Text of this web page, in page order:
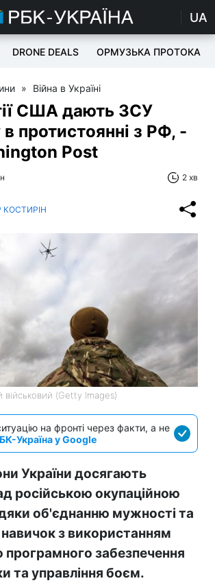
UA
DRONE DEALS ОРМУЗЬКА ПРОТОКА
» Війна в Україні
США дають ЗСУ
в протистоянні з РФ, -
Post
2 хв
військовий (Getty Images)
на фронті через факти, а не
Україна у Google
України досягають
російською окупаційною
об'єднанню мужності та
навичок з використанням
програмного забезпечення
та управління боєм.